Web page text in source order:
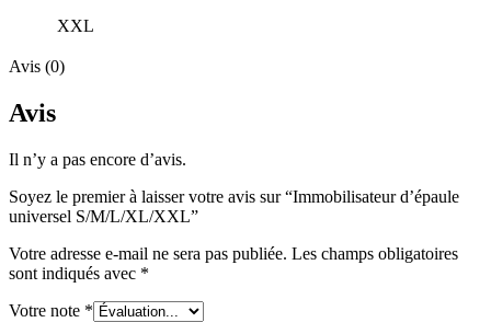
XXL
Avis (0)
Avis
Il n’y a pas encore d’avis.
Soyez le premier à laisser votre avis sur “Immobilisateur d’épaule
universel S/M/L/XL/XXL”
Votre adresse e-mail ne sera pas publiée. Les champs obligatoires
sont indiqués avec *
Votre note *